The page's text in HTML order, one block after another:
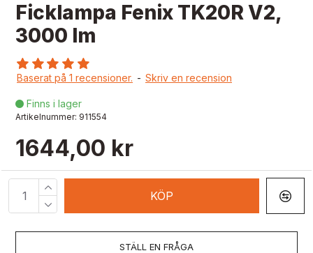
Ficklampa Fenix TK20R V2,
3000 lm
Baserat på 1 recensioner. - Skriv en recension
1644,00 kr
 Finns i lager
Artikelnummer: 911554
KÖP
STÄLL EN FRÅGA